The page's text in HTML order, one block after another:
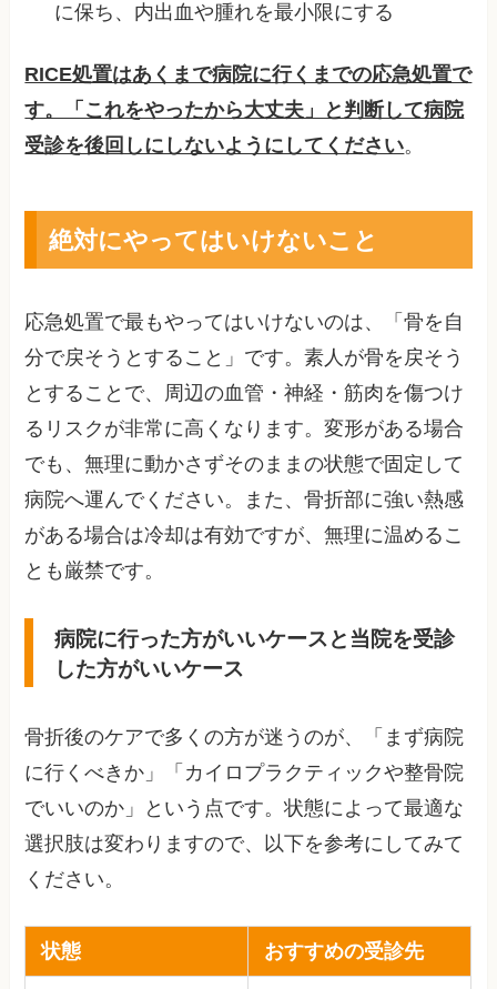
に保ち、内出血や腫れを最小限にする
RICE処置はあくまで病院に行くまでの応急処置で
す。「これをやったから大丈夫」と判断して病院
受診を後回しにしないようにしてください。
絶対にやってはいけないこと
応急処置で最もやってはいけないのは、「骨を自
分で戻そうとすること」です。素人が骨を戻そう
とすることで、周辺の血管・神経・筋肉を傷つけ
るリスクが非常に高くなります。変形がある場合
でも、無理に動かさずそのままの状態で固定して
病院へ運んでください。また、骨折部に強い熱感
がある場合は冷却は有効ですが、無理に温めるこ
とも厳禁です。
病院に行った方がいいケースと当院を受診
した方がいいケース
骨折後のケアで多くの方が迷うのが、「まず病院
に行くべきか」「カイロプラクティックや整骨院
でいいのか」という点です。状態によって最適な
選択肢は変わりますので、以下を参考にしてみて
ください。
状態 おすすめの受診先